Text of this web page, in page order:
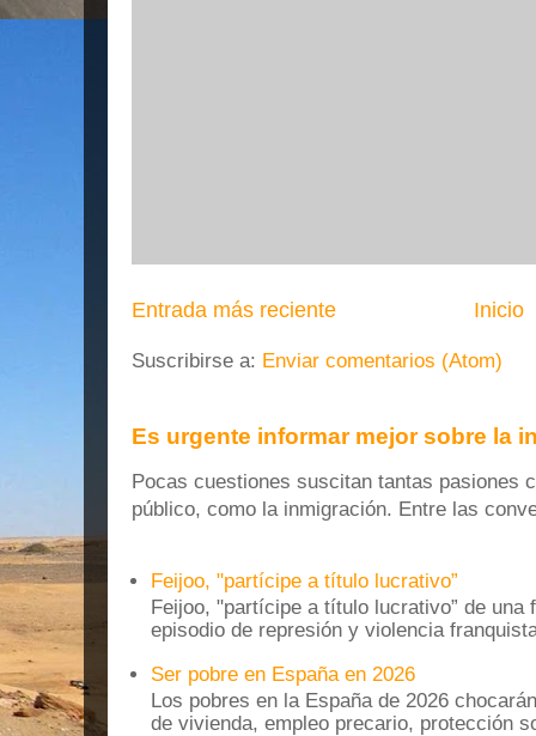
Entrada más reciente Inicio
Suscribirse a: Enviar comentarios (Atom)
Es urgente informar mejor sobre la
Pocas cuestiones suscitan tantas pasiones
público, como la inmigración. Entre las
Feijoo, "partícipe a título lucrativo”
Feijoo, "partícipe a título lucrativo” de una
episodio de represión y violencia
Ser pobre en España en 2026
Los pobres en la España de 2026
de vivienda, empleo precario, protección